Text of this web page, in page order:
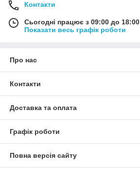
Контакти
Сьогодні працює з 09:00 до 18:00
Показати весь графік роботи
Про нас
Контакти
Доставка та оплата
Графік роботи
Повна версія сайту